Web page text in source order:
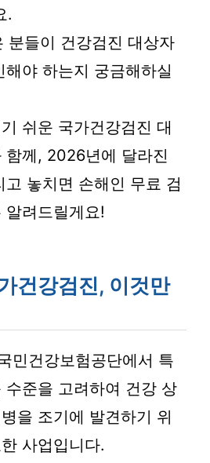
.
분들이 건강검진 대상자
야 하는지 궁금해하실
쉬운 국가건강검진 대
함께, 2026년에 달라진
놓치면 손해인 무료 검
알려드릴게요!
건강검진, 이것만
민건강보험공단에서 특
수준을 고려하여 건강 상
을 조기에 발견하기 위
사업입니다.